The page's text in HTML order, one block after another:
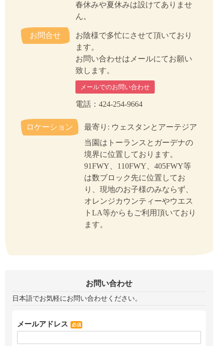
春休みや夏休みは設けてありませ
ん。
お問合せ
お陰様で多忙にさせて頂いており
ます。
お問い合わせはメールにてお願い
致します。
メールでのお問い合わせ
電話：424-254-9664
ロケーション
最寄り: ウェスタンとアーテジア
当園はトーランスとガーデナの
境界に位置しております。
91FWY、110FWY、405FWY等
は数ブロック先に位置してお
り、現地のお子様のみならず、
オレンジカウンティーやウエス
トLA等からもご利用頂いており
ます。
お問い合わせ
日本語でお気軽にお問い合わせください。
メールアドレス 必須